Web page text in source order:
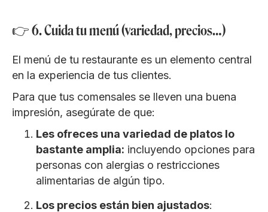
👉 6. Cuida tu menú (variedad, precios…)
El menú de tu restaurante es un elemento central
en la experiencia de tus clientes.
Para que tus comensales se lleven una buena
impresión, asegúrate de que:
Les ofreces una variedad de platos lo
bastante amplia: incluyendo opciones para
personas con alergias o restricciones
alimentarias de algún tipo.
Los precios están bien ajustados: